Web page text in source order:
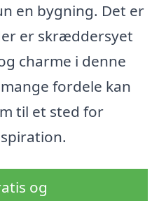
en bygning. Det er
er skræddersyet
charme i denne
fordele kan
til et sted for
og